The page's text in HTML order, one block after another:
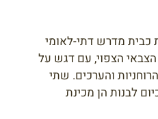
מדרש דתי-לאומי
הצפוי, עם דגש על
והערכים. שתי
לבנות הן מכינת